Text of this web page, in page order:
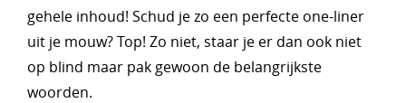
gehele inhoud! Schud je zo een perfecte one-liner
uit je mouw? Top! Zo niet, staar je er dan ook niet
op blind maar pak gewoon de belangrijkste
woorden.